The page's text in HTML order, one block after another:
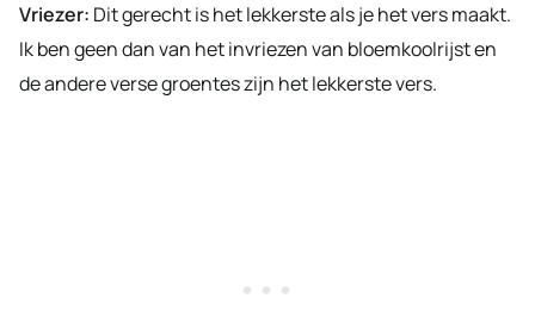
Vriezer: Dit gerecht is het lekkerste als je het vers maakt.
Ik ben geen dan van het invriezen van bloemkoolrijst en
de andere verse groentes zijn het lekkerste vers.